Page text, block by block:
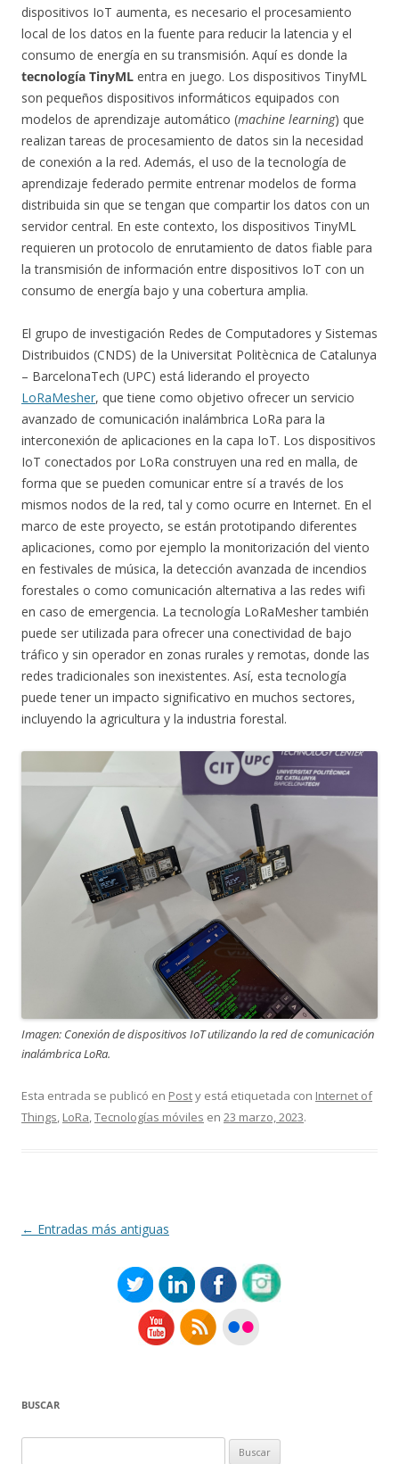
dispositivos IoT aumenta, es necesario el procesamiento
local de los datos en la fuente para reducir la latencia y el
consumo de energía en su transmisión. Aquí es donde la
tecnología TinyML entra en juego. Los dispositivos TinyML
son pequeños dispositivos informáticos equipados con
modelos de aprendizaje automático (machine learning) que
realizan tareas de procesamiento de datos sin la necesidad
de conexión a la red. Además, el uso de la tecnología de
aprendizaje federado permite entrenar modelos de forma
distribuida sin que se tengan que compartir los datos con un
servidor central. En este contexto, los dispositivos TinyML
requieren un protocolo de enrutamiento de datos fiable para
la transmisión de información entre dispositivos IoT con un
consumo de energía bajo y una cobertura amplia.
El grupo de investigación Redes de Computadores y Sistemas
Distribuidos (CNDS) de la Universitat Politècnica de Catalunya
– BarcelonaTech (UPC) está liderando el proyecto
LoRaMesher, que tiene como objetivo ofrecer un servicio
avanzado de comunicación inalámbrica LoRa para la
interconexión de aplicaciones en la capa IoT. Los dispositivos
IoT conectados por LoRa construyen una red en malla, de
forma que se pueden comunicar entre sí a través de los
mismos nodos de la red, tal y como ocurre en Internet. En el
marco de este proyecto, se están prototipando diferentes
aplicaciones, como por ejemplo la monitorización del viento
en festivales de música, la detección avanzada de incendios
forestales o como comunicación alternativa a las redes wifi
en caso de emergencia. La tecnología LoRaMesher también
puede ser utilizada para ofrecer una conectividad de bajo
tráfico y sin operador en zonas rurales y remotas, donde las
redes tradicionales son inexistentes. Así, esta tecnología
puede tener un impacto significativo en muchos sectores,
incluyendo la agricultura y la industria forestal.
Imagen: Conexión de dispositivos IoT utilizando la red de comunicación
inalámbrica LoRa.
Esta entrada se publicó en Posty está etiquetada con Internet of
Things, LoRa,Tecnologías móviles en 23 marzo, 2023.
Navegación
← Entradas más antiguas
BUSCAR